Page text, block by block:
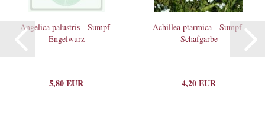
Angelica palustris - Sumpf-
Engelwurz
5,80 EUR
Achillea ptarmica - Sumpf-
Schafgarbe
4,20 EUR